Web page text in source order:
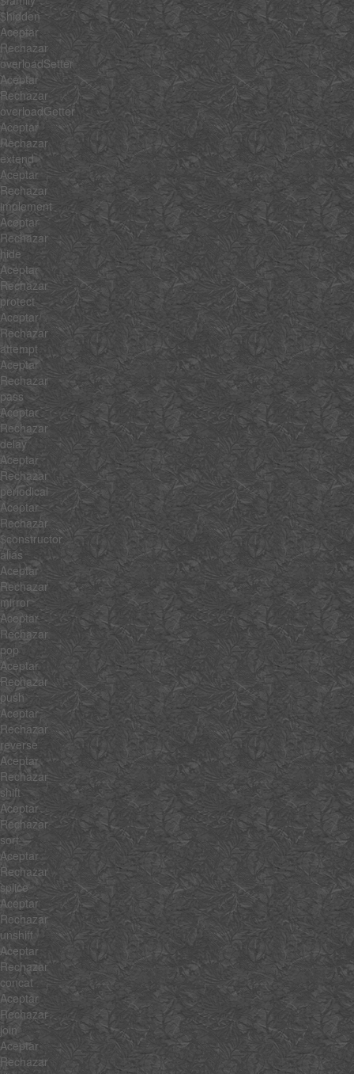
$hidden
Aceptar
Rechazar
overloadSetter
Aceptar
Rechazar
overloadGetter
Aceptar
Rechazar
extend
Aceptar
Rechazar
implement
Aceptar
Rechazar
hide
Aceptar
Rechazar
protect
Aceptar
Rechazar
attempt
Aceptar
Rechazar
pass
Aceptar
Rechazar
delay
Aceptar
Rechazar
periodical
Aceptar
Rechazar
$constructor
alias
Aceptar
Rechazar
mirror
Aceptar
Rechazar
pop
Aceptar
Rechazar
push
Aceptar
Rechazar
reverse
Aceptar
Rechazar
shift
Aceptar
Rechazar
sort
Aceptar
Rechazar
splice
Aceptar
Rechazar
unshift
Aceptar
Rechazar
concat
Aceptar
Rechazar
join
Aceptar
Rechazar